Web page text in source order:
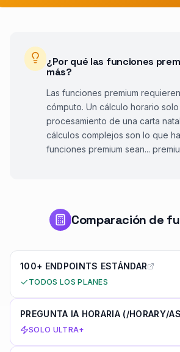
¿Por qué las funciones
más?
Las funciones premium
cómputo. Un cálculo horario solo
procesamiento de una carta
cálculos complejos son lo que
funciones premium sean...
Comparación de
100+ ENDPOINTS ESTÁNDAR
TODOS LOS PLANES
PREGUNTA IA HORARIA (/HORARY/
SOLO ULTRA+